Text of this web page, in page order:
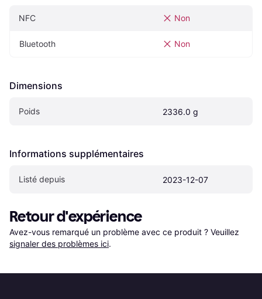
NFC Non
Bluetooth Non
Dimensions
Poids 2336.0 g
Informations supplémentaires
Listé depuis 2023-12-07
Retour d'expérience
Avez-vous remarqué un problème avec ce produit ? Veuillez
signaler des problèmes ici.